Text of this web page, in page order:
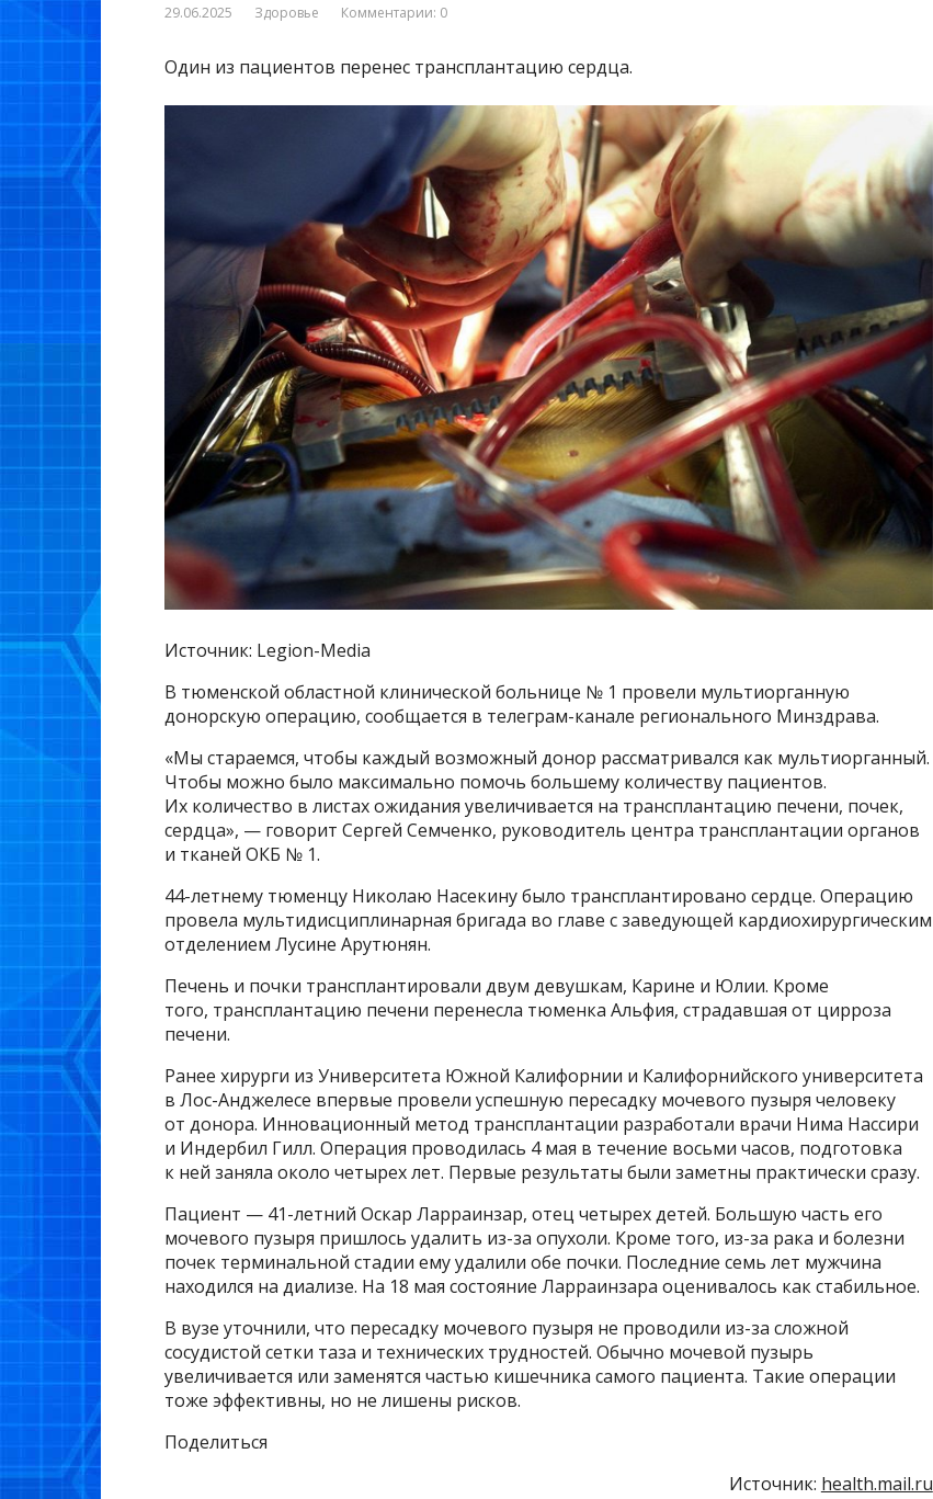
29.06.2025 Здоровье Комментарии: 0
Один из пациентов перенес трансплантацию сердца.
Источник: Legion-Media
В тюменской областной клинической больнице № 1 провели мультиорганную
донорскую операцию, сообщается в телеграм-канале регионального Минздрава.
«Мы стараемся, чтобы каждый возможный донор рассматривался как мультиорганный.
Чтобы можно было максимально помочь большему количеству пациентов.
Их количество в листах ожидания увеличивается на трансплантацию печени, почек,
сердца», — говорит Сергей Семченко, руководитель центра трансплантации органов
и тканей ОКБ № 1.
44-летнему тюменцу Николаю Насекину было трансплантировано сердце. Операцию
провела мультидисциплинарная бригада во главе с заведующей кардиохирургическим
отделением Лусине Арутюнян.
Печень и почки трансплантировали двум девушкам, Карине и Юлии. Кроме
того, трансплантацию печени перенесла тюменка Альфия, страдавшая от цирроза
печени.
Ранее хирурги из Университета Южной Калифорнии и Калифорнийского университета
в Лос-Анджелесе впервые провели успешную пересадку мочевого пузыря человеку
от донора. Инновационный метод трансплантации разработали врачи Нима Нассири
и Индербил Гилл. Операция проводилась 4 мая в течение восьми часов, подготовка
к ней заняла около четырех лет. Первые результаты были заметны практически сразу.
Пациент — 41-летний Оскар Ларраинзар, отец четырех детей. Большую часть его
мочевого пузыря пришлось удалить из-за опухоли. Кроме того, из-за рака и болезни
почек терминальной стадии ему удалили обе почки. Последние семь лет мужчина
находился на диализе. На 18 мая состояние Ларраинзара оценивалось как стабильное.
В вузе уточнили, что пересадку мочевого пузыря не проводили из-за сложной
сосудистой сетки таза и технических трудностей. Обычно мочевой пузырь
увеличивается или заменятся частью кишечника самого пациента. Такие операции
тоже эффективны, но не лишены рисков.
Поделиться
Источник: health.mail.ru